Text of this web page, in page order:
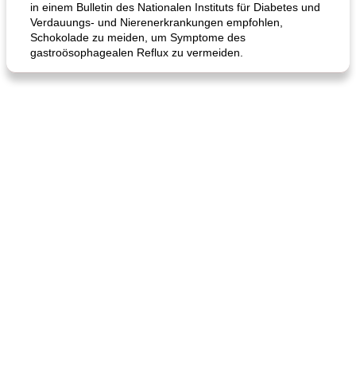
Karamell-Brownie-Kuchen Cilantro-Curry-Hühnersalat
in einem Bulletin des Nationalen Instituts für Diabetes und
Verdauungs- und Nierenerkrankungen empfohlen,
Schokolade zu meiden, um Symptome des
gastroösophagealen Reflux zu vermeiden.